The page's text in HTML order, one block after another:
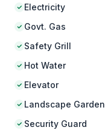
Electricity
Govt. Gas
Safety Grill
Hot Water
Elevator
Landscape Garden
Security Guard